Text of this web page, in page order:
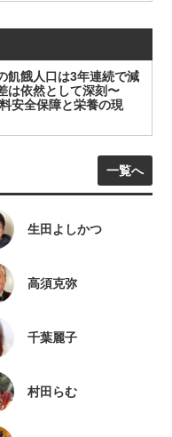
飢餓人口は3年連続で減
は依然として深刻〜
安全保障と栄養の現
一覧へ
生田よしかつ
高須克弥
千葉麗子
村田らむ